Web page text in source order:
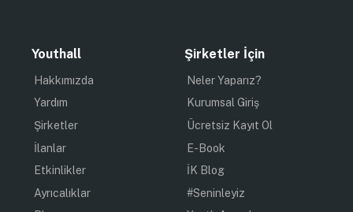
Youthall
Hakkımızda
Yardım
Şirketler
İlanlar
Etkinlikler
Ayrıcalıklar
Şirketler İçin
Neler Yaparız?
Kurumsal Giriş
Ücretsiz Kayıt Ol
E-Book
İK Blog
#Seninleyiz